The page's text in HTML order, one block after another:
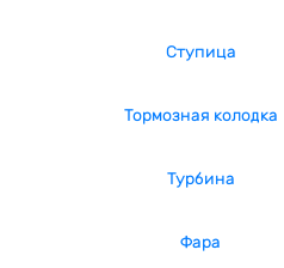
Ступица
Тормозная колодка
Турбина
Фара